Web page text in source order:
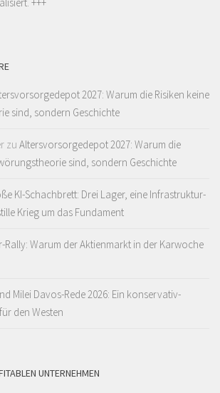
2027: Warum die Risiken keine
sind, sondern Geschichte
zu Altersvorsorgedepot 2027: Warum die
sind, sondern Geschichte
KI-Schachbrett: Drei Lager, eine Infrastruktur-
Krieg um das Fundament
Rally: Warum der Aktienmarkt in der Karwoche
Milei Davos-Rede 2026: Ein konservativ-
den Westen
UNTERNEHMEN